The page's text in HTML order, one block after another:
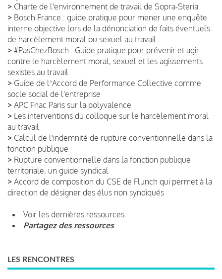
> Charte de l'environnement de travail de Sopra-Steria
> Bosch France : guide pratique pour mener une enquête
interne objective lors de la dénonciation de faits éventuels
de harcèlement moral ou sexuel au travail
> #PasChezBosch : Guide pratique pour prévenir et agir
contre le harcèlement moral, sexuel et les agissements
sexistes au travail
> Guide de lʼAccord de Performance Collective comme
socle social de l'entreprise
> APC Fnac Paris sur la polyvalence
> Les interventions du colloque sur le harcèlement moral
au travail
> Calcul de l'indemnité de rupture conventionnelle dans la
fonction publique
> Rupture conventionnelle dans la fonction publique
territoriale, un guide syndical
> Accord de composition du CSE de Flunch qui permet à la
direction de désigner des élus non syndiqués
Voir les dernières ressources
Partagez des ressources
LES RENCONTRES